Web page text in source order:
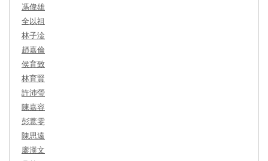
馮偉雄
全以祖
林子淦
趙嘉倫
侯育致
林育賢
許沛瑩
陳嘉容
彭薏雯
陳思遠
廖漢文